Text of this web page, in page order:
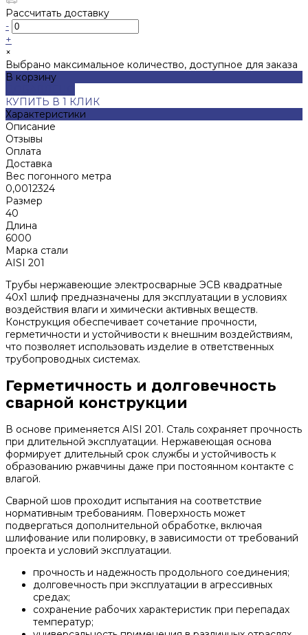
Рассчитать доставку
-
+
×
Выбрано максимальное количество, доступное для заказа
В корзину
КУПИТЬ В 1 КЛИК
Характеристики
Описание
Отзывы
Оплата
Доставка
Вес погонного метра
0,0012324
Размер
40
Длина
6000
Марка стали
AISI 201
Трубы нержавеющие электросварные ЭСВ квадратные
40x1 шлиф предназначены для эксплуатации в условиях
воздействия влаги и химически активных веществ.
Конструкция обеспечивает сочетание прочности,
герметичности и устойчивости к внешним воздействиям,
что позволяет использовать изделие в ответственных
трубопроводных системах.
Герметичность и долговечность
сварной конструкции
В основе применяется AISI 201. Сталь сохраняет прочность
при длительной эксплуатации. Нержавеющая основа
формирует длительный срок службы и устойчивость к
образованию ржавчины даже при постоянном контакте с
влагой.
Сварной шов проходит испытания на соответствие
нормативным требованиям. Поверхность может
подвергаться дополнительной обработке, включая
шлифование или полировку, в зависимости от требований
проекта и условий эксплуатации.
прочность и надежность продольного соединения;
долговечность при эксплуатации в агрессивных
средах;
сохранение рабочих характеристик при перепадах
температур;